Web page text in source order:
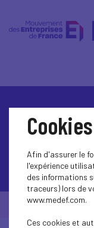
© Medef
Cookies
Afin d'assurer le
l'expérience
des informations
traceurs) lors de
www.medef.com.
Ces cookies et